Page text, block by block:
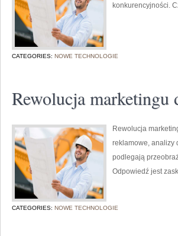
konkurencyjności.
CATEGORIES: NOWE TECHNOLOGIE
Rewolucja
Rewolucja
reklamowe, analizy
podlegają
Odpowiedź jest
CATEGORIES: NOWE TECHNOLOGIE